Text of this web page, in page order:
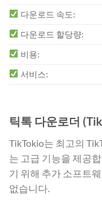
다운로드 속도:
다운로드 할당량:
비용:
서비스:
틱톡 다운로더
TikTokio는 최고의
는 고급 기능을 제공
기 위해 추가 소프트
없습니다.